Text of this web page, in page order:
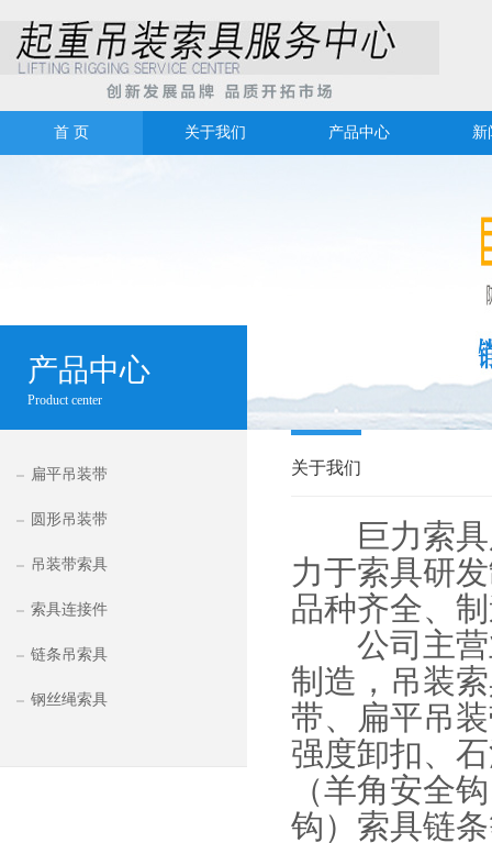
首 页 关于我们 产品中心 新
产品中心
Product center
扁平吊装带
圆形吊装带
吊装带索具
索具连接件
链条吊索具
钢丝绳索具
关于我们
巨力索具
力于索具研
品种齐全、
公司主营
制造，吊装
带、扁平吊
强度卸扣、
（羊角安全
钩）索具链